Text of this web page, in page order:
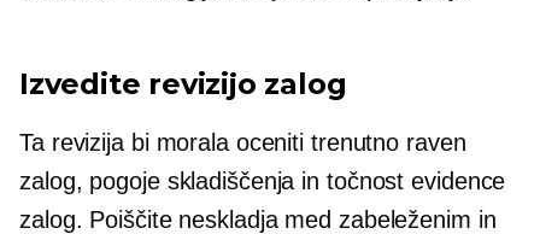
Izvedite revizijo zalog
Ta revizija bi morala oceniti trenutno raven
zalog, pogoje skladiščenja in točnost evidence
zalog. Poiščite neskladja med zabeleženim in